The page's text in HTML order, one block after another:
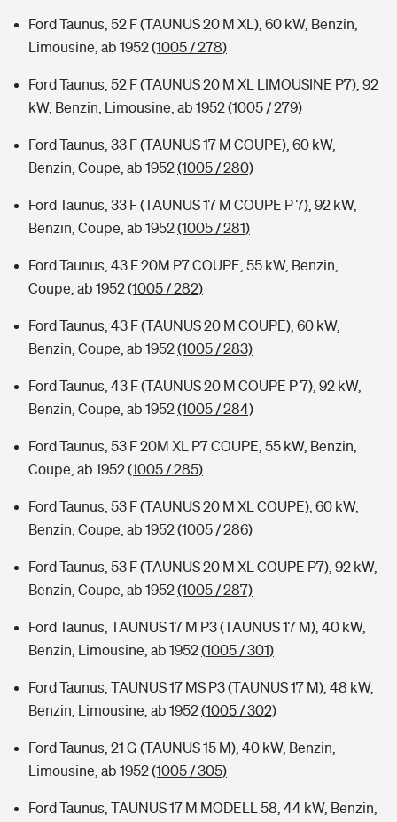
Ford Taunus, 52 F (TAUNUS 20 M XL), 60 kW, Benzin,
Limousine, ab 1952(1005 / 278)
Ford Taunus, 52 F (TAUNUS 20 M XL LIMOUSINE P7), 92
kW, Benzin, Limousine, ab 1952(1005 / 279)
Ford Taunus, 33 F (TAUNUS 17 M COUPE), 60 kW,
Benzin, Coupe, ab 1952(1005 / 280)
Ford Taunus, 33 F (TAUNUS 17 M COUPE P 7), 92 kW,
Benzin, Coupe, ab 1952(1005 / 281)
Ford Taunus, 43 F 20M P7 COUPE, 55 kW, Benzin,
Coupe, ab 1952(1005 / 282)
Ford Taunus, 43 F (TAUNUS 20 M COUPE), 60 kW,
Benzin, Coupe, ab 1952(1005 / 283)
Ford Taunus, 43 F (TAUNUS 20 M COUPE P 7), 92 kW,
Benzin, Coupe, ab 1952(1005 / 284)
Ford Taunus, 53 F 20M XL P7 COUPE, 55 kW, Benzin,
Coupe, ab 1952(1005 / 285)
Ford Taunus, 53 F (TAUNUS 20 M XL COUPE), 60 kW,
Benzin, Coupe, ab 1952(1005 / 286)
Ford Taunus, 53 F (TAUNUS 20 M XL COUPE P7), 92 kW,
Benzin, Coupe, ab 1952(1005 / 287)
Ford Taunus, TAUNUS 17 M P3 (TAUNUS 17 M), 40 kW,
Benzin, Limousine, ab 1952(1005 / 301)
Ford Taunus, TAUNUS 17 MS P3 (TAUNUS 17 M), 48 kW,
Benzin, Limousine, ab 1952(1005 / 302)
Ford Taunus, 21 G (TAUNUS 15 M), 40 kW, Benzin,
Limousine, ab 1952(1005 / 305)
Ford Taunus, TAUNUS 17 M MODELL 58, 44 kW, Benzin,